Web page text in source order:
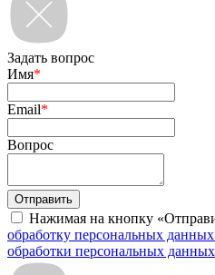
Задать вопрос
Имя*
Email*
Вопрос
Нажимая на кнопку
обработку персональных данных
обработки персональных данных